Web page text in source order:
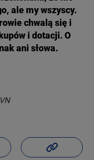
ale my wszyscy.
chwalą się i
i dotacji. O
ani słowa.